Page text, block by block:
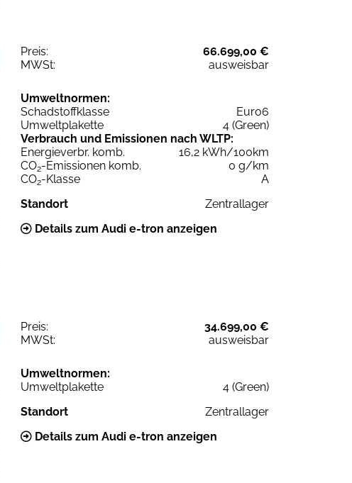
Preis:
66.699,00 €
MWSt:
ausweisbar
Umweltnormen:
Schadstoffklasse
Euro6
Umweltplakette
4 (Green)
Verbrauch und Emissionen nach WLTP:
Energieverbr. komb.
16,2 kWh/100km
CO2-Emissionen komb.
0 g/km
CO2-Klasse
A
Standort
Zentrallager
Details zum Audi e-tron anzeigen
Preis:
34.699,00 €
MWSt:
ausweisbar
Umweltnormen:
Umweltplakette
4 (Green)
Standort
Zentrallager
Details zum Audi e-tron anzeigen